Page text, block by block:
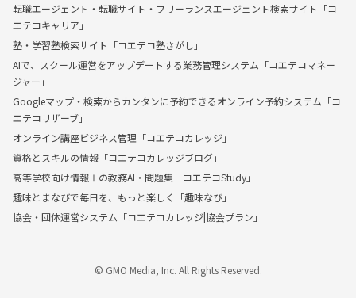
転職エージェント・転職サイト・フリーランスエージェント検索サイト「コ
エテコキャリア」
塾・学習塾検索サイト「コエテコ塾さがし」
AIで、スクール運営をアップデートする業務管理システム「コエテコマネー
ジャー」
Googleマップ・検索からカンタンに予約できるオンライン予約システム「コ
エテコリザーブ」
オンライン講座ビジネス管理「コエテコカレッジ」
資格とスキルの情報「コエテコカレッジブログ」
高等学校向け情報Ⅰの教務AI・問題集「コエテコStudy」
趣味とまなびで毎日を、もっと楽しく「趣味なび」
協会・団体運営システム「コエテコカレッジ|協会プラン」
© GMO Media, Inc. All Rights Reserved.